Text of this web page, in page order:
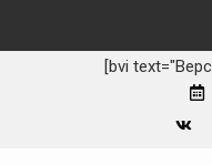
[bvi